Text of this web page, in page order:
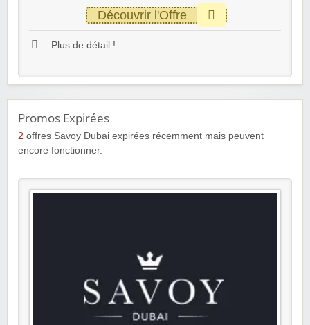
Découvrir l'Offre
Plus de détail !
Promos Expirées
2 offres Savoy Dubai expirées récemment mais peuvent
encore fonctionner.